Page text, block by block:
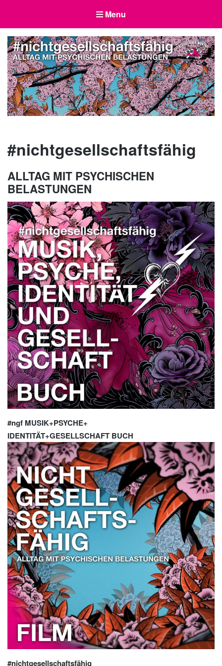
Menu
#nichtgesellschaftsfähig
ALLTAG MIT PSYCHISCHEN
BELASTUNGEN
#ngf MUSIK+PSYCHE+
IDENTITÄT+GESELLSCHAFT BUCH
#nichtgesellschaftsfähig